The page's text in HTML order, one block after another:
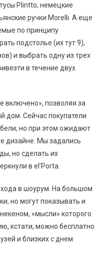
Plintto, немецкие
ручки Morelli. А еще
по принципу
подстолье (их тут 9),
и выбрать одну из трех
в течение двух
включено», позволяя за
дом. Сейчас покупатели
но при этом ожидают
дизайне. Мы задались
но сделать их
в el’Porta.
в шоурум. На большом
но могут показывать и
«мысли» которого
кстати, можно бесплатно
и близких с днем